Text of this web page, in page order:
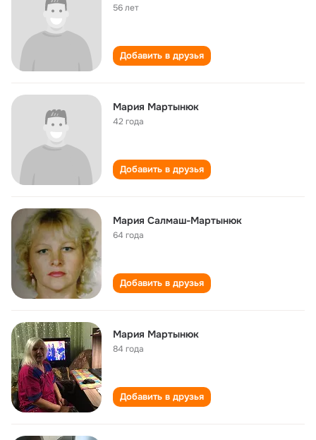
56 лет
Добавить в друзья
Мария Мартынюк
42 года
Добавить в друзья
Мария Салмаш-Мартынюк
64 года
Добавить в друзья
Мария Мартынюк
84 года
Добавить в друзья